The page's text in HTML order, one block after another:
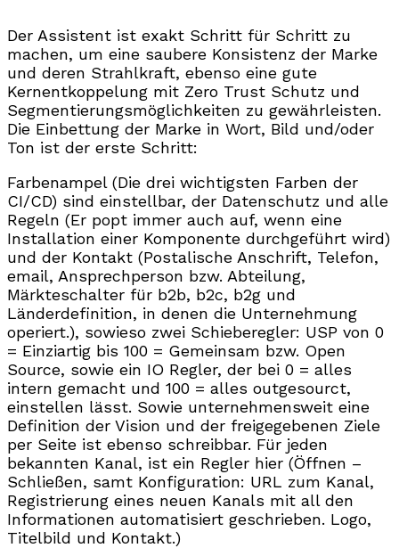
Der Assistent ist exakt Schritt für Schritt zu
machen, um eine saubere Konsistenz der Marke
und deren Strahlkraft, ebenso eine gute
Kernentkoppelung mit Zero Trust Schutz und
Segmentierungsmöglichkeiten zu gewährleisten.
Die Einbettung der Marke in Wort, Bild und/oder
Ton ist der erste Schritt:
Farbenampel (Die drei wichtigsten Farben der
CI/CD) sind einstellbar, der Datenschutz und alle
Regeln (Er popt immer auch auf, wenn eine
Installation einer Komponente durchgeführt wird)
und der Kontakt (Postalische Anschrift, Telefon,
email, Ansprechperson bzw. Abteilung,
Märkteschalter für b2b, b2c, b2g und
Länderdefinition, in denen die Unternehmung
operiert.), sowieso zwei Schieberegler: USP von 0
= Einziartig bis 100 = Gemeinsam bzw. Open
Source, sowie ein IO Regler, der bei 0 = alles
intern gemacht und 100 = alles outgesourct,
einstellen lässt. Sowie unternehmensweit eine
Definition der Vision und der freigegebenen Ziele
per Seite ist ebenso schreibbar. Für jeden
bekannten Kanal, ist ein Regler hier (Öffnen –
Schließen, samt Konfiguration: URL zum Kanal,
Registrierung eines neuen Kanals mit all den
Informationen automatisiert geschrieben. Logo,
Titelbild und Kontakt.)